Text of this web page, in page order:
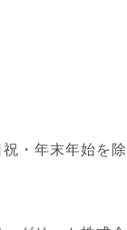
・年末年始を除